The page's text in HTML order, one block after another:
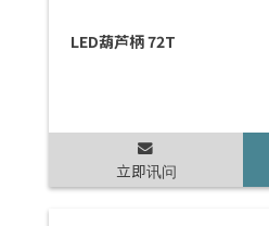
LED葫芦柄 72T
立即讯问